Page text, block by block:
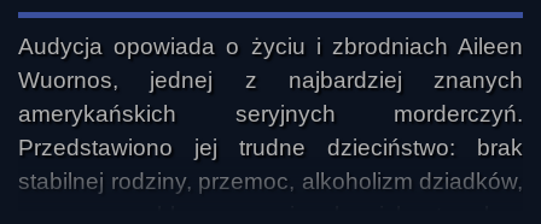
Audycja opowiada o życiu i zbrodniach Aileen
Wuornos, jednej z najbardziej znanych
amerykańskich seryjnych morderczyń.
Przedstawiono jej trudne dzieciństwo: brak
stabilnej rodziny, przemoc, alkoholizm dziadków,